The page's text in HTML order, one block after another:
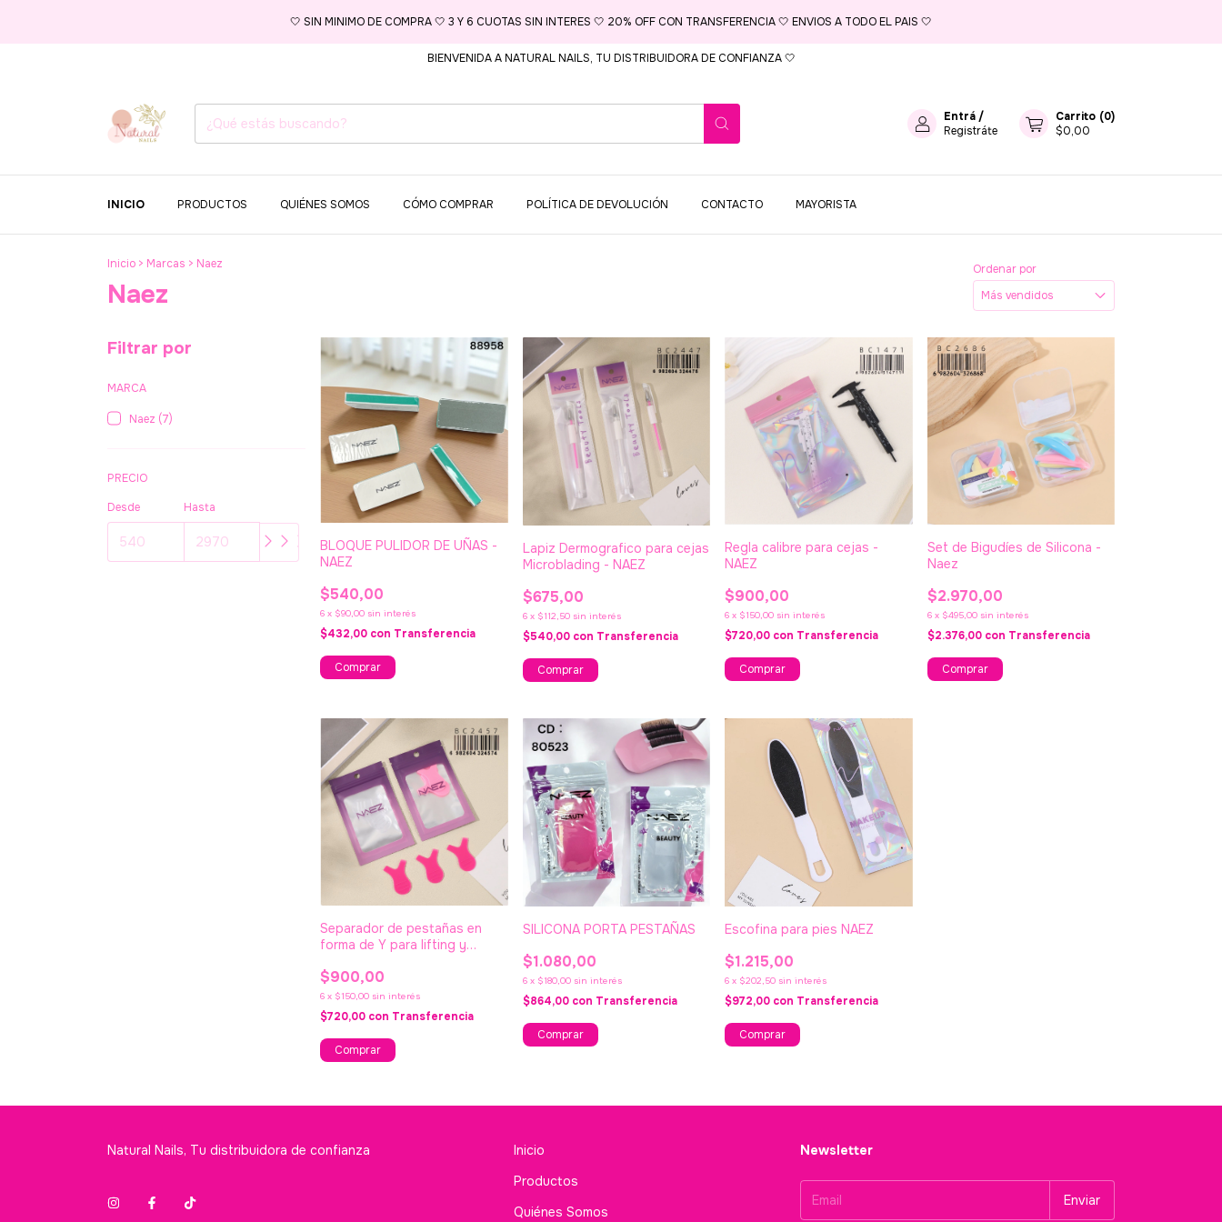
🤍 SIN MINIMO DE COMPRA 🤍 3 Y 6 CUOTAS SIN INTERES 🤍 20% OFF CON TRANSFERENCIA 🤍 ENVIOS A TODO EL PAIS 🤍
BIENVENIDA A NATURAL NAILS, TU DISTRIBUIDORA DE CONFIANZA 🤍
Entrá /
Registráte
Carrito (0)
$0,00
INICIO PRODUCTOS QUIÉNES SOMOS CÓMO COMPRAR POLÍTICA DE DEVOLUCIÓN CONTACTO MAYORISTA
Inicio > Marcas > Naez
Naez
Ordenar por
Filtrar por
MARCA
Naez (7)
PRECIO
Desde
Hasta
BLOQUE PULIDOR DE UÑAS -
NAEZ
$540,00
6 x $90,00 sin interés
$432,00 con Transferencia
Lapiz Dermografico para cejas
Microblading - NAEZ
$675,00
6 x $112,50 sin interés
$540,00 con Transferencia
Regla calibre para cejas -
NAEZ
$900,00
6 x $150,00 sin interés
$720,00 con Transferencia
Set de Bigudíes de Silicona -
Naez
$2.970,00
6 x $495,00 sin interés
$2.376,00 con Transferencia
Separador de pestañas en
forma de Y para lifting y
$900,00
6 x $150,00 sin interés
$720,00 con Transferencia
SILICONA PORTA PESTAÑAS
$1.080,00
6 x $180,00 sin interés
$864,00 con Transferencia
Escofina para pies NAEZ
$1.215,00
6 x $202,50 sin interés
$972,00 con Transferencia
Natural Nails, Tu distribuidora de confianza
Inicio
Productos
Quiénes Somos
Newsletter